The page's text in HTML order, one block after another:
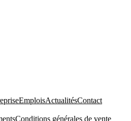
EmploisActualitésContact
Conditions générales de vente